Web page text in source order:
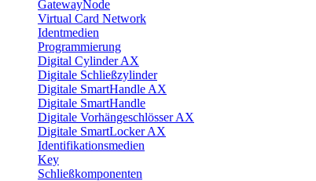
GatewayNode
Virtual Card Network
Identmedien
Programmierung
Digital Cylinder AX
Digitale Schließzylinder
Digitale SmartHandle AX
Digitale SmartHandle
Digitale Vorhängeschlösser AX
Digitale SmartLocker AX
Identifikationsmedien
Key
Schließkomponenten